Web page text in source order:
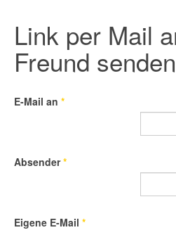
Link per Mail
Freund senden
E-Mail an *
Absender*
Eigene E-Mail *